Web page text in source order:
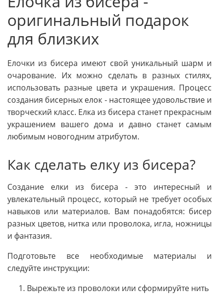
оригинальный подарок
для близких
Елочки из бисера имеют свой уникальный шарм и
очарование. Их можно сделать в разных стилях,
использовать разные цвета и украшения. Процесс
создания бисерных елок - настоящее удовольствие и
творческий класс. Елка из бисера станет прекрасным
украшением вашего дома и давно станет самым
любимым новогодним атрибутом.
Как сделать елку из бисера?
Создание елки из бисера - это интересный и
увлекательный процесс, который не требует особых
навыков или материалов. Вам понадобятся: бисер
разных цветов, нитка или проволока, игла, ножницы
и фантазия.
Подготовьте все необходимые материалы и
следуйте инструкции:
Вырежьте из проволоки или сформируйте нить